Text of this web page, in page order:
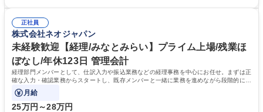
指定する業務 募集職種 横浜市【共済金支払事務】金融保険業界経験歓迎/
各種手当充実/転勤無
務へのキャリアチェンジ希望者も大歓迎です！ 学歴・資格 学歴：大学院
大学 高専 短大 専修学校 高校 語学力： 資格：
正社員
株式会社ネオジャパン
未経験歓迎【経理/みなとみらい】プライム上場/残業ほ
ぼなし/年休123日 管理会計
経理部門メンバーとして、仕訳入力や振込業務などの経理事務を中心にお任せ。まずは正
確な入力・確認業務からスタートし、既存メンバーと一緒に業務を進めながら段階的に経
理知識を身につけていただきます。
月給
25万円～28万円